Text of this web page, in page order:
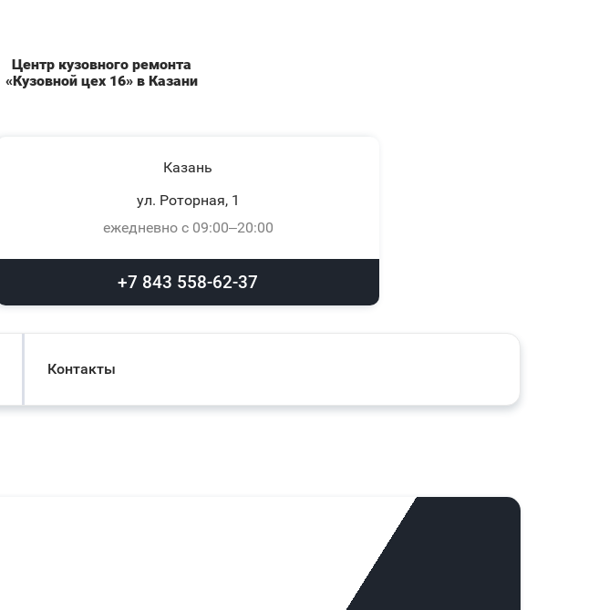
Центр кузовного ремонта
«Кузовной цех 16» в Казани
Казань
ул. Роторная, 1
ежедневно с 09:00–20:00
+7 843 558-62-37
Контакты